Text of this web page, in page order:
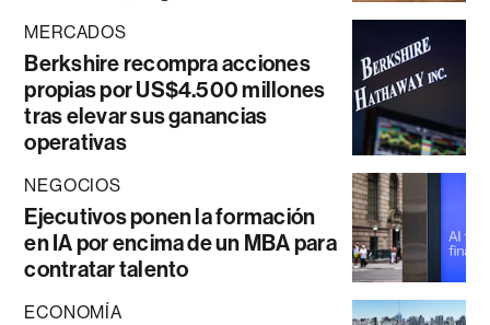
MERCADOS
Berkshire recompra acciones
propias por US$4.500 millones
tras elevar sus ganancias
operativas
NEGOCIOS
Ejecutivos ponen la formación
en IA por encima de un MBA para
contratar talento
ECONOMÍA